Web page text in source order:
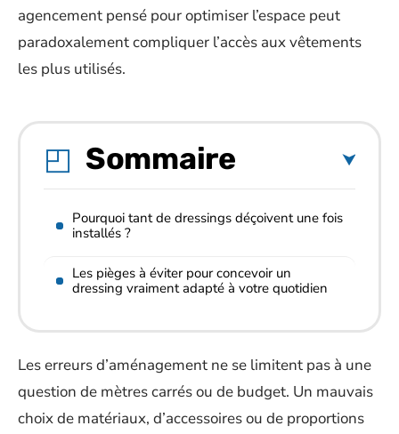
agencement pensé pour optimiser l’espace peut
paradoxalement compliquer l’accès aux vêtements
les plus utilisés.
Sommaire
Pourquoi tant de dressings déçoivent une fois
installés ?
Les pièges à éviter pour concevoir un
dressing vraiment adapté à votre quotidien
Les erreurs d’aménagement ne se limitent pas à une
question de mètres carrés ou de budget. Un mauvais
choix de matériaux, d’accessoires ou de proportions